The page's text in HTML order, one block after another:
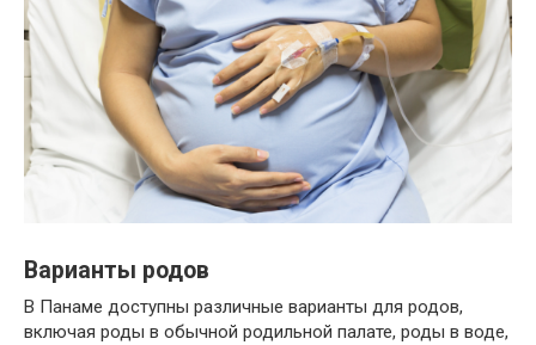
Варианты родов
В Панаме доступны различные варианты для родов,
включая роды в обычной родильной палате, роды в воде,